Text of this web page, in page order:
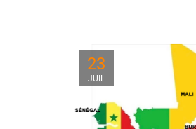
23
JUIL